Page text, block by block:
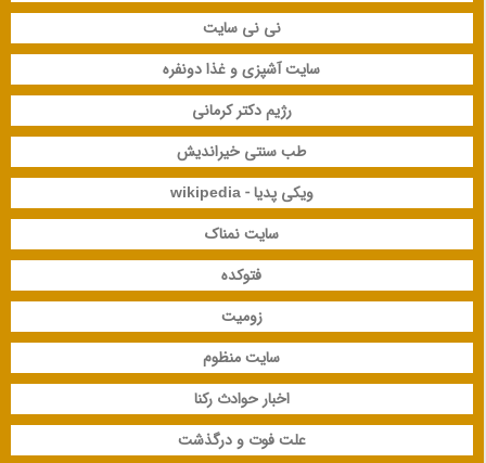
نی نی سایت
سایت آشپزی و غذا دونفره
رژیم دکتر کرمانی
طب سنتی خیراندیش
ویکی پدیا - wikipedia
سایت نمناک
فتوکده
زومیت
سایت منظوم
اخبار حوادث رکنا
علت فوت و درگذشت